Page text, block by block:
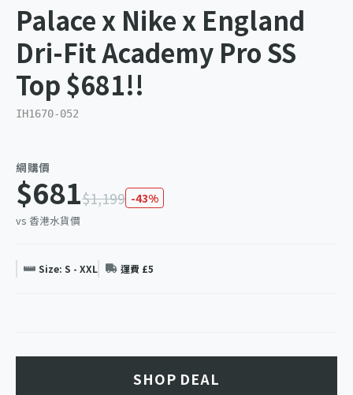
Palace x Nike x England
Dri-Fit Academy Pro SS
Top $681!!
IH1670-052
網購價
$681$1,199 -43%
vs 香港水貨價
Size: S - XXL 運費 £5
SHOP DEAL